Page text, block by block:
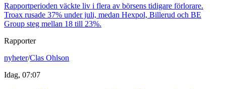
Rapportperioden väckte liv i flera av börsens tidigare förlorare.
Troax rusade 37% under juli, medan Hexpol, Billerud och BE
Group steg mellan 18 till 23%.
Rapporter
nyheter/Clas Ohlson
Idag, 07:07